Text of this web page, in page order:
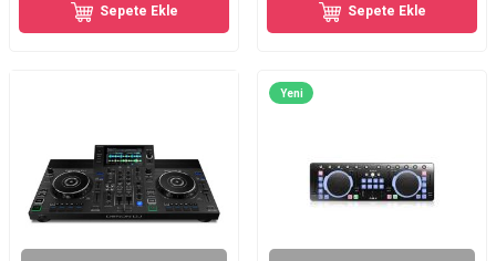
Sepete Ekle Sepete Ekle
Yeni